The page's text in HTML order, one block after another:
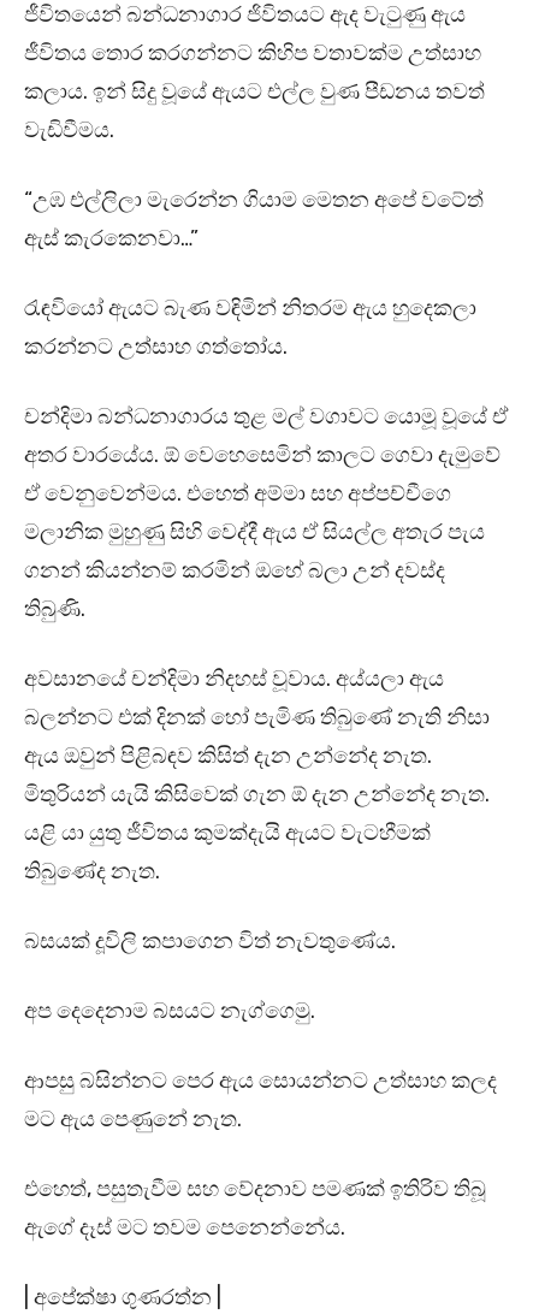
ජීවිතයෙන් බන්ධනාගාර ජිවිතයට ඇද වැටුණු ඇය
ජීවිතය තොර කරගන්නට කිහිප වතාවක්ම උත්සාහ
කලාය. ඉන් සිදු වූයේ ඇයට එල්ල වුණ පීඩනය තවත්
වැඩිවීමය.
“උඹ එල්ලිලා මැරෙන්න ගියාම මෙතන අපේ වටේත්
ඇස් කැරකෙනවා…”
රැඳවියෝ ඇයට බැණ වඳිමින් නිතරම ඇය හුදෙකලා
කරන්නට උත්සාහ ගත්තෝය.
චන්දිමා බන්ධනාගාරය තුළ මල් වගාවට යොමූ වූයේ ඒ
අතර වාරයේය. ඕ වෙහෙසෙමින් කාලට ගෙවා දැමුවේ
ඒ වෙනුවෙන්මය. එහෙත් අම්මා සහ අප්පච්චීගෙ
මලානික මුහුණු සිහි වෙද්දී ඇය ඒ සියල්ල අතැර පැය
ගනන් කියන්නම් කරමින් ඔහේ බලා උන් දවස්ද
තිබුණි.
අවසානයේ චන්දිමා නිදහස් වූවාය. අය්යලා ඇය
බලන්නට එක් දිනක් හෝ පැමිණ තිබුණේ නැති නිසා
ඇය ඔවුන් පිළිබඳව කිසිත් දැන උන්නේද නැත.
මිතුරියන් යැයි කිසිවෙක් ගැන ඕ දැන උන්නේද නැත.
යළි යා යුතු ජීවිතය කුමක්දැයි ඇයට වැටහීමක්
තිබුණේද නැත.
බසයක් දූවිලි කපාගෙන විත් නැවතුණේය.
අප දෙදෙනාම බසයට නැග්ගෙමු.
ආපසු බසින්නට පෙර ඇය සොයන්නට උත්සාහ කලද
මට ඇය පෙණුනේ නැත.
එහෙත්, පසුතැවීම සහ වේදනාව පමණක් ඉතිරිව තිබූ
ඇගේ දෑස් මට තවම පෙනෙන්නේය.
| අපේක්ෂා ගුණරත්න |